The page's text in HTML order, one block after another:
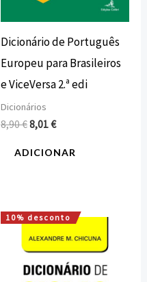
Dicionário de Português
Europeu para Brasileiros
e ViceVersa 2.ª edi
Dicionários
8,90€8,01€
ADICIONAR
10% desconto
O
preço
original
5,00 €.
O
preço
atual
4,50 €.